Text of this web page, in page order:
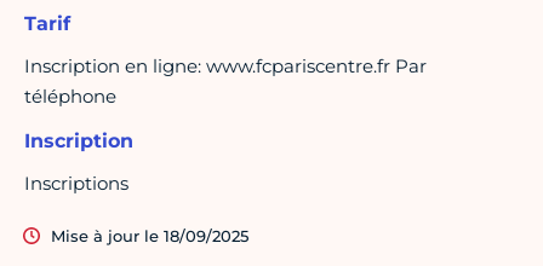
Tarif
Inscription en ligne: www.fcpariscentre.fr Par
téléphone
Inscription
Inscriptions
Mise à jour le 18/09/2025